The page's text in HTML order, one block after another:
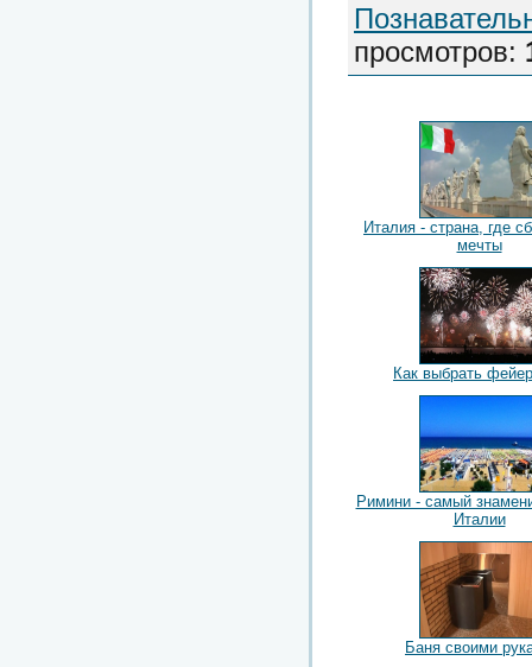
просмотров:
Италия - страна, где
мечты
Как выбрать
Римини - самый
Италии
Баня своими